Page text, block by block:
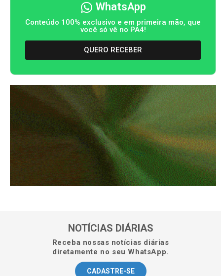
WhatsApp
Conteúdo 100% exclusivo e em primeira mão, que
você só vê no PA4!
QUERO RECEBER
NOTÍCIAS DIÁRIAS
Receba nossas notícias diárias
diretamente no seu WhatsApp.
CADASTRE-SE